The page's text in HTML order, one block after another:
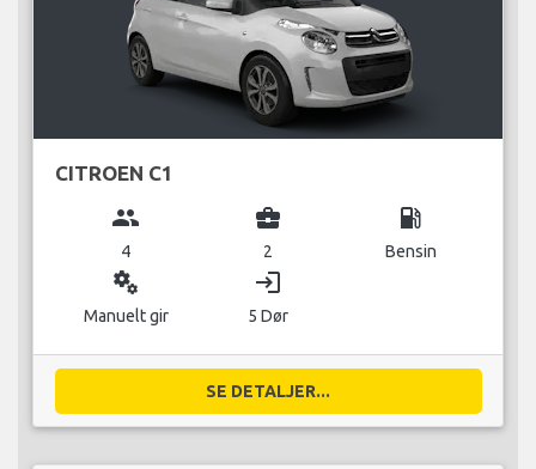
CITROEN C1
group
4
business_center
2
local_gas_station
Bensin
miscellaneous_services
Manuelt gir
login
5 Dør
SE DETALJER...